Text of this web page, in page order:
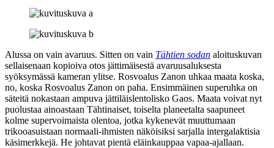
Alussa on vain avaruus. Sitten on vain Tähtien sodan aloituskuvan
sellaisenaan kopioiva otos jättimäisestä avaruusaluksesta
syöksymässä kameran ylitse. Rosvoalus Zanon uhkaa maata koska,
no, koska Rosvoalus Zanon on paha. Ensimmäinen superuhka on
säteitä nokastaan ampuva jättiläislentolisko Gaos. Maata voivat nyt
puolustaa ainoastaan Tähtinaiset, toiselta planeetalta saapuneet
kolme supervoimaista olentoa, jotka kykenevät muuttumaan
trikooasuistaan normaali-ihmisten näköisiksi sarjalla intergalaktisia
käsimerkkejä. He johtavat pientä eläinkauppaa vapaa-ajallaan.